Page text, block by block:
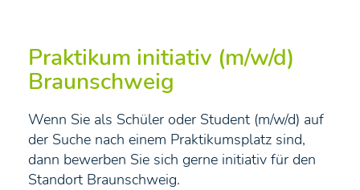
Praktikum initiativ (m/w/d)
Braunschweig
Wenn Sie als Schüler oder Student (m/w/d) auf
der Suche nach einem Praktikumsplatz sind,
dann bewerben Sie sich gerne initiativ für den
Standort Braunschweig.